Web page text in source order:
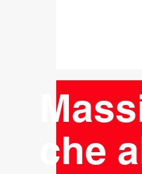
che